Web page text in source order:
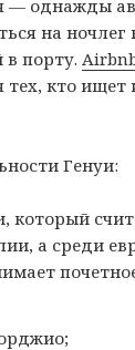
— однажды
на ночлег
в порту.
кто ищет
Генуи:
который
а среди